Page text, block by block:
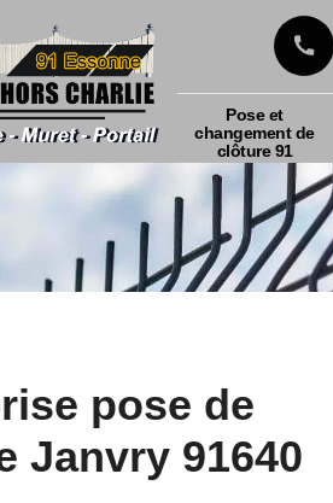
Pose et
changement de
clôture 91
pose de
Janvry 91640